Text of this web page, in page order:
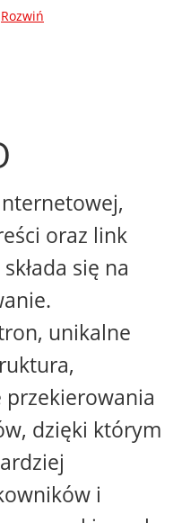
Rozwiń
oraz link
się na
unikalne
przekierowania
dzięki którym
i